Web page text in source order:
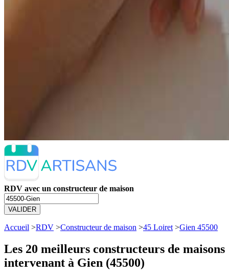
RDV avec un constructeur de maison
VALIDER
Accueil >RDV >Constructeur de maison >45 Loiret >Gien 45500
Les 20 meilleurs constructeurs de maisons
intervenant à Gien (45500)